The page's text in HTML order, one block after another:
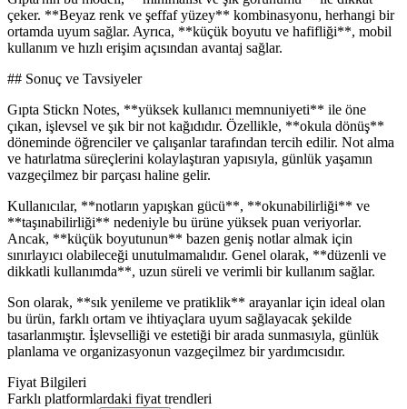
çeker. **Beyaz renk ve şeffaf yüzey** kombinasyonu, herhangi bir
ortamda uyum sağlar. Ayrıca, **küçük boyutu ve hafifliği**, mobil
kullanım ve hızlı erişim açısından avantaj sağlar.
## Sonuç ve Tavsiyeler
Gıpta Stickn Notes, **yüksek kullanıcı memnuniyeti** ile öne
çıkan, işlevsel ve şık bir not kağıdıdır. Özellikle, **okula dönüş**
döneminde öğrenciler ve çalışanlar tarafından tercih edilir. Not alma
ve hatırlatma süreçlerini kolaylaştıran yapısıyla, günlük yaşamın
vazgeçilmez bir parçası haline gelir.
Kullanıcılar, **notların yapışkan gücü**, **okunabilirliği** ve
**taşınabilirliği** nedeniyle bu ürüne yüksek puan veriyorlar.
Ancak, **küçük boyutunun** bazen geniş notlar almak için
sınırlayıcı olabileceği unutulmamalıdır. Genel olarak, **düzenli ve
dikkatli kullanımda**, uzun süreli ve verimli bir kullanım sağlar.
Son olarak, **sık yenileme ve pratiklik** arayanlar için ideal olan
bu ürün, farklı ortam ve ihtiyaçlara uyum sağlayacak şekilde
tasarlanmıştır. İşlevselliği ve estetiği bir arada sunmasıyla, günlük
planlama ve organizasyonun vazgeçilmez bir yardımcısıdır.
Fiyat Bilgileri
Farklı platformlardaki fiyat trendleri